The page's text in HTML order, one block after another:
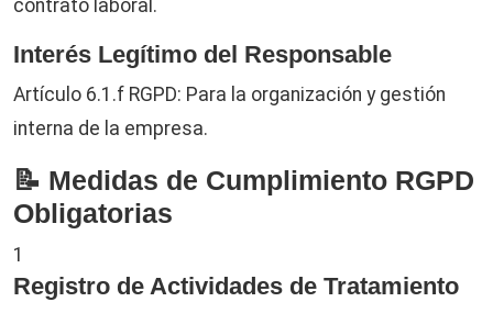
contrato laboral.
Interés Legítimo del Responsable
Artículo 6.1.f RGPD: Para la organización y gestión
interna de la empresa.
📝 Medidas de Cumplimiento RGPD
Obligatorias
1
Registro de Actividades de Tratamiento